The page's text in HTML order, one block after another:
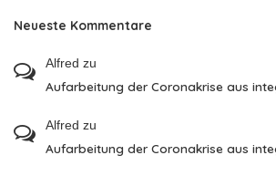
Neueste Kommentare
Alfred zu
Aufarbeitung der Coronakrise aus
Alfred zu
Aufarbeitung der Coronakrise aus